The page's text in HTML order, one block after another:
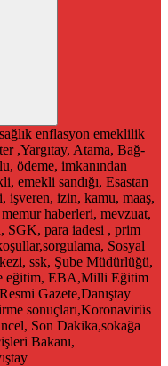
sağlık enflasyon emeklilik
,Yargıtay, Atama, Bağ-
ödeme, imkanından
sandığı, Esastan
işveren, izin, kamu, maaş,
haberleri, mevzuat,
SGK, para iadesi , prim
Sosyal
ssk, Şube Müdürlüğü,
eğitim, EBA,Milli Eğitim
Gazete,Danıştay
sonuçları,Koronavirüs
Son Dakika,sokağa
Bakanı,